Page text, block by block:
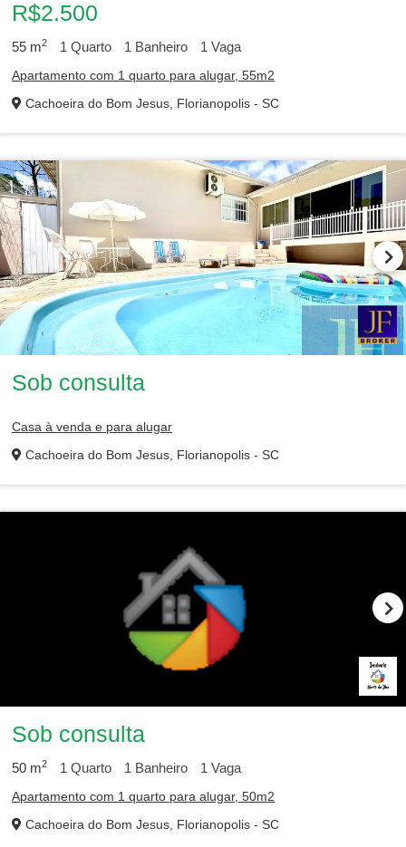
R$2.500
55 m2 1 Quarto 1 Banheiro 1 Vaga
Apartamento com 1 quarto para alugar, 55m2
Cachoeira do Bom Jesus, Florianopolis - SC
Sob consulta
Casa à venda e para alugar
Cachoeira do Bom Jesus, Florianopolis - SC
Sob consulta
50 m2 1 Quarto 1 Banheiro 1 Vaga
Apartamento com 1 quarto para alugar, 50m2
Cachoeira do Bom Jesus, Florianopolis - SC